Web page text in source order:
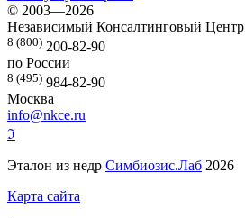
© 2003—2026
Независимый Консалтинговый Центр
8 (800) 200-82-90
по России
8 (495) 984-82-90
Москва
info@nkce.ru
ℑ
Эталон из недр Симбиозис.Лаб 2026
Карта сайта